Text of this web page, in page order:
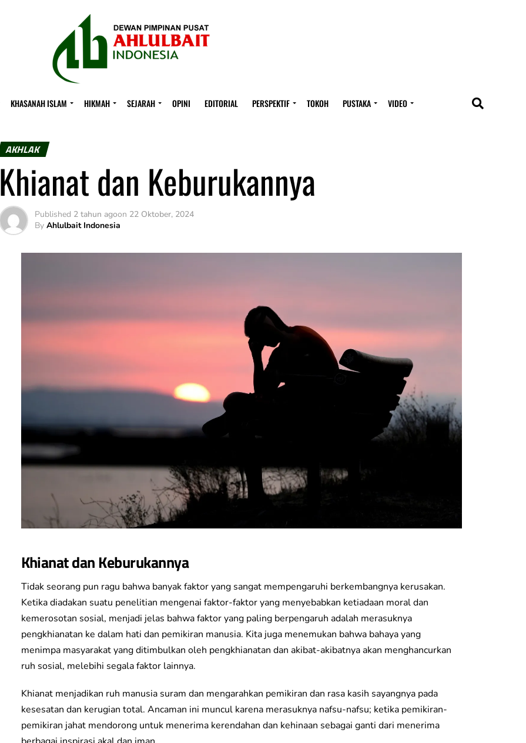
KHASANAH ISLAM HIKMAH SEJARAH OPINI EDITORIAL PERSPEKTIF TOKOH PUSTAKA VIDEO
AKHLAK
Khianat dan Keburukannya
Published 2 tahun agoon 22 Oktober, 2024
By Ahlulbait Indonesia
Khianat dan Keburukannya
Tidak seorang pun ragu bahwa banyak faktor yang sangat mempengaruhi berkembangnya kerusakan.
Ketika diadakan suatu penelitian mengenai faktor-faktor yang menyebabkan ketiadaan moral dan
kemerosotan sosial, menjadi jelas bahwa faktor yang paling berpengaruh adalah merasuknya
pengkhianatan ke dalam hati dan pemikiran manusia. Kita juga menemukan bahwa bahaya yang
menimpa masyarakat yang ditimbulkan oleh pengkhianatan dan akibat-akibatnya akan menghancurkan
ruh sosial, melebihi segala faktor lainnya.
Khianat menjadikan ruh manusia suram dan mengarahkan pemikiran dan rasa kasih sayangnya pada
kesesatan dan kerugian total. Ancaman ini muncul karena merasuknya nafsu-nafsu; ketika pemikiran-
pemikiran jahat mendorong untuk menerima kerendahan dan kehinaan sebagai ganti dari menerima